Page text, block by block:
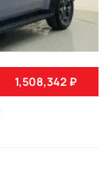
1,508,342 ₽